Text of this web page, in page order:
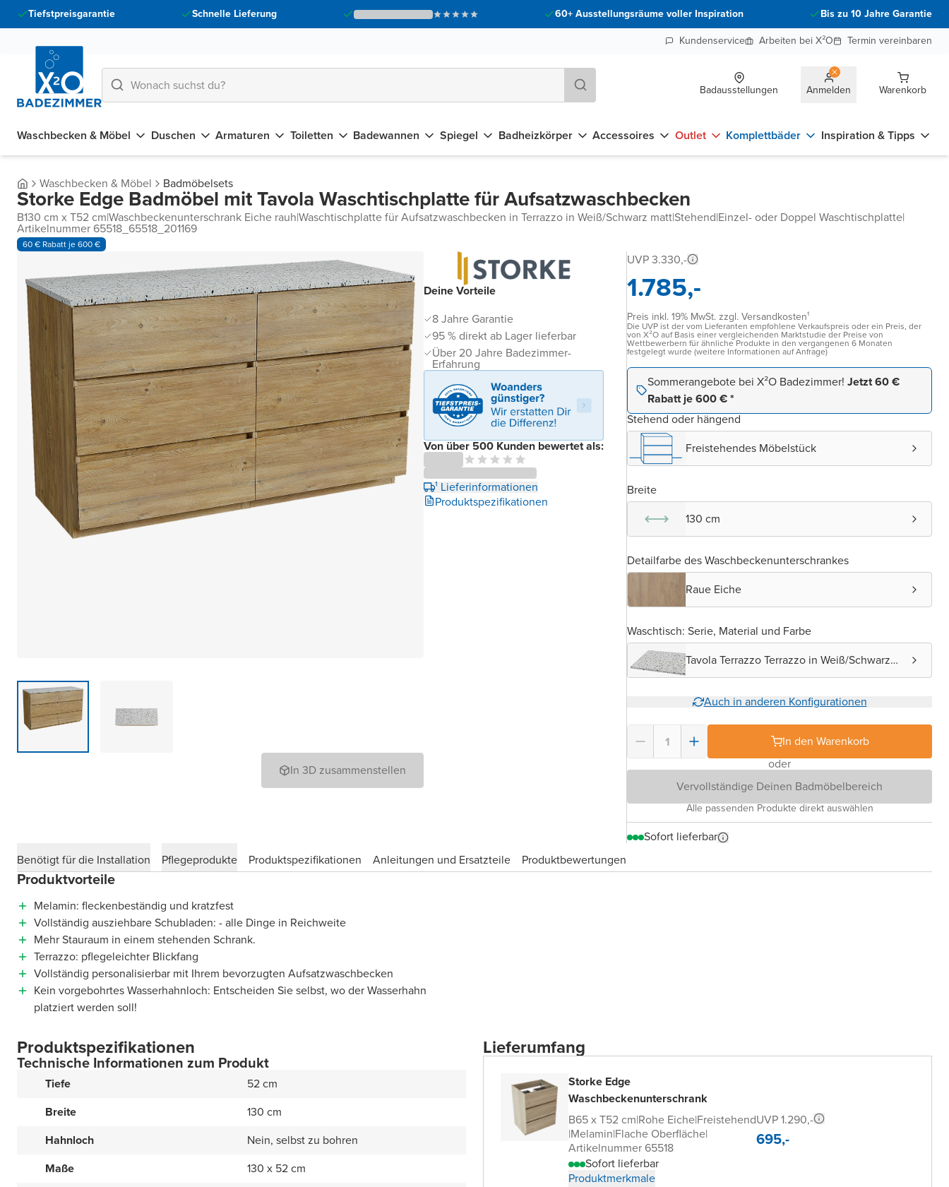
Tiefstpreisgarantie Schnelle Lieferung 60+ Ausstellungsräume voller Inspiration
Bis zu 10 Jahre Garantie
Kundenservice
Arbeiten bei X²O Termin vereinbaren
Badausstellungen Anmelden Warenkorb
Waschbecken & Möbel Duschen Armaturen Toiletten Badewannen Spiegel Badheizkörper Accessoires Outlet Komplettbäder Inspiration & Tipps
Waschbecken & Möbel Badmöbelsets
Storke Edge Badmöbel mit Tavola Waschtischplatte für Aufsatzwaschbecken
B130 cm x T52 cm|Waschbeckenunterschrank Eiche rauh|Waschtischplatte für Aufsatzwaschbecken in Terrazzo in Weiß/Schwarz matt|Stehend|Einzel- oder Doppel Waschtischplatte|
Artikelnummer 65518_65518_201169
60 € Rabatt je 600 €
In 3D zusammenstellen
Deine Vorteile
8 Jahre Garantie
95 % direkt ab Lager lieferbar
Über 20 Jahre Badezimmer-
Erfahrung
Von über 500 Kunden bewertet als:
¹ Lieferinformationen
Produktspezifikationen
UVP 3.330,-
1.785,-
Preis inkl. 19% MwSt. zzgl. Versandkosten¹
Die UVP ist der vom Lieferanten empfohlene Verkaufspreis oder ein Preis, der
von X²O auf Basis einer vergleichenden Marktstudie der Preise von
Wettbewerbern für ähnliche Produkte in den vergangenen 6 Monaten
festgelegt wurde (weitere Informationen auf Anfrage)
Sommerangebote bei X²O Badezimmer! Jetzt 60 €
Rabatt je 600 € *
Stehend oder hängend
Freistehendes Möbelstück
Breite
130 cm
Detailfarbe des Waschbeckenunterschrankes
Raue Eiche
Waschtisch: Serie, Material und Farbe
Tavola Terrazzo Terrazzo in Weiß/Schwarz
Auch in anderen Konfigurationen
In den Warenkorb
oder
Vervollständige Deinen Badmöbelbereich
Alle passenden Produkte direkt auswählen
Sofort lieferbar
Benötigt für die Installation
Pflegeprodukte Produktspezifikationen Anleitungen und Ersatzteile Produktbewertungen
Produktvorteile
Melamin: fleckenbeständig und kratzfest
Vollständig ausziehbare Schubladen: - alle Dinge in Reichweite
Mehr Stauraum in einem stehenden Schrank.
Terrazzo: pflegeleichter Blickfang
Vollständig personalisierbar mit Ihrem bevorzugten Aufsatzwaschbecken
Kein vorgebohrtes Wasserhahnloch: Entscheiden Sie selbst, wo der Wasserhahn
platziert werden soll!
Produktspezifikationen
Technische Informationen zum Produkt
Tiefe
52 cm
Breite
130 cm
Hahnloch
Nein, selbst zu bohren
Maße
130 x 52 cm
Lieferumfang
Storke Edge
Waschbeckenunterschrank
B65 x T52 cm|Rohe Eiche|Freistehend
|Melamin|Flache Oberfläche|
Artikelnummer 65518
Sofort lieferbar
Produktmerkmale
UVP 1.290,-
695,-